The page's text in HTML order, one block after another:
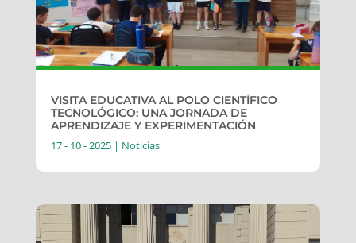
VISITA EDUCATIVA AL POLO CIENTÍFICO
TECNOLÓGICO: UNA JORNADA DE
APRENDIZAJE Y EXPERIMENTACIÓN
17 - 10 - 2025| Noticias